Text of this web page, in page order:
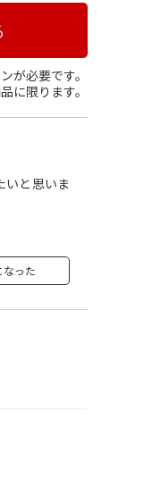
が必要です。
に限ります。
いと思いま
なった